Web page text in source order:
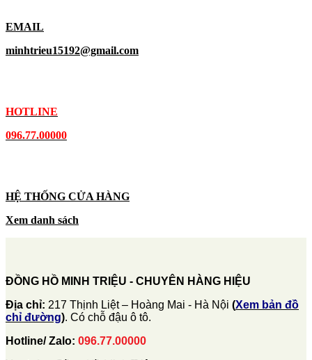
EMAIL
minhtrieu15192@gmail.com
HOTLINE
096.77.00000
HỆ THỐNG CỬA HÀNG
Xem danh sách
ĐỒNG HỒ MINH TRIỆU - CHUYÊN HÀNG HIỆU
Địa chỉ: 217 Thịnh Liệt – Hoàng Mai - Hà Nội (Xem bản đồ
chỉ đường). Có chỗ đậu ô tô.
Hotline/ Zalo: 096.77.00000